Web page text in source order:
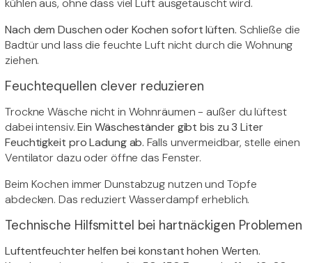
kühlen aus, ohne dass viel Luft ausgetauscht wird.
Nach dem Duschen oder Kochen sofort lüften. Schließe die
Badtür und lass die feuchte Luft nicht durch die Wohnung
ziehen.
Feuchtequellen clever reduzieren
Trockne Wäsche nicht in Wohnräumen - außer du lüftest
dabei intensiv.Ein Wäscheständer gibt bis zu 3 Liter
Feuchtigkeit pro Ladung ab. Falls unvermeidbar, stelle einen
Ventilator dazu oder öffne das Fenster.
Beim Kochen immer Dunstabzug nutzen und Töpfe
abdecken. Das reduziert Wasserdampf erheblich.
Technische Hilfsmittel bei hartnäckigen Problemen
Luftentfeuchter helfen bei konstant hohen Werten.